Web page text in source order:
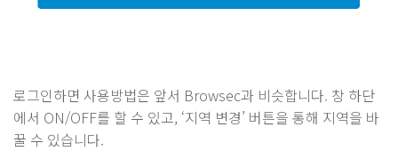
로그인하면 사용방법은 앞서 Browsec과 비슷합니다. 창 하단
에서 ON/OFF를 할 수 있고, ‘지역 변경’ 버튼을 통해 지역을 바
꿀 수 있습니다.